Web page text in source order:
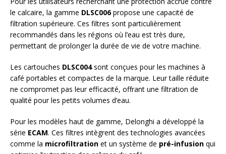
le calcaire, la gamme DLSC006propose une capacité de
filtration supérieure. Ces filtres sont particulièrement
recommandés dans les régions où l’eau est très dure,
permettant de prolonger la durée de vie de votre machine.
Les cartouches DLSC004sont conçues pour les machines à
café portables et compactes de la marque. Leur taille réduite
ne compromet pas leur efficacité, offrant une filtration de
qualité pour les petits volumes d’eau.
Pour les modèles haut de gamme, Delonghi a développé la
série ECAM. Ces filtres intègrent des technologies avancées
comme la microfiltration et un système de pré-infusion qui